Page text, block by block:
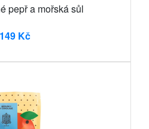
pepř a mořská sůl
149 Kč